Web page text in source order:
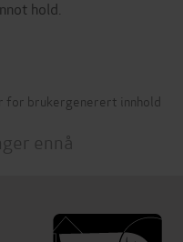
for brukergenerert innhold
ennå